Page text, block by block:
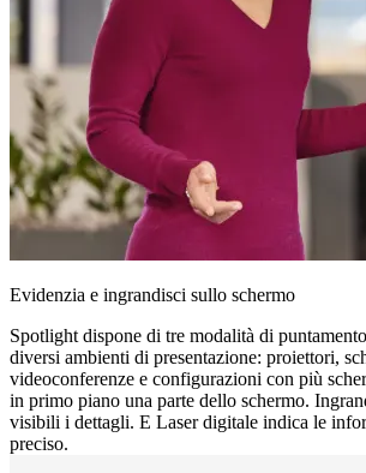
Evidenzia e ingrandisci sullo schermo
Spotlight dispone di tre modalità di
diversi ambienti di presentazione: proiettori,
videoconferenze e configurazioni con più
in primo piano una parte dello schermo.
visibili i dettagli. E Laser digitale indica le
preciso.